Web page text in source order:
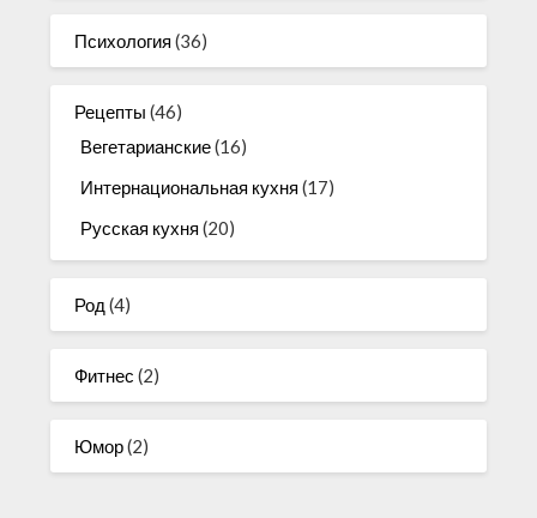
Психология (36)
Рецепты (46)
Вегетарианские(16)
Интернациональная кухня (17)
Русская кухня (20)
Род (4)
Фитнес (2)
Юмор(2)